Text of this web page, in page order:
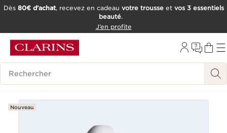
OUTIL D'ACCESSIBILITÉ
Dès 80€ d’achat, recevez en cadeau votre trousseet vos 3 essentiels
beauté.
J’en profite
Historique des recherches
Nouveau